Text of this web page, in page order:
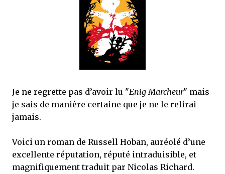
que Thomas connaissait et appréciait Olivier. Marlowe découvre une ville qu’il
ne connaissait pas, habitée par la méfiance, la peur et le rigorisme de la Ligue,
une ville pleine de mystères et de vieilles rancœurs. La Dame d...
Je ne regrette pas d’avoir lu "Enig Marcheur" mais
je sais de manière certaine que je ne le relirai
jamais.
Voici un roman de Russell Hoban, auréolé d’une
excellente réputation, réputé intraduisible, et
magnifiquement traduit par Nicolas Richard.